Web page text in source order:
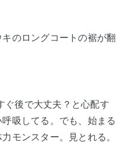
のロングコートの裾が翻
ぐ後で大丈夫？と心配す
吸してる。でも、始まる
モンスター。見とれる。